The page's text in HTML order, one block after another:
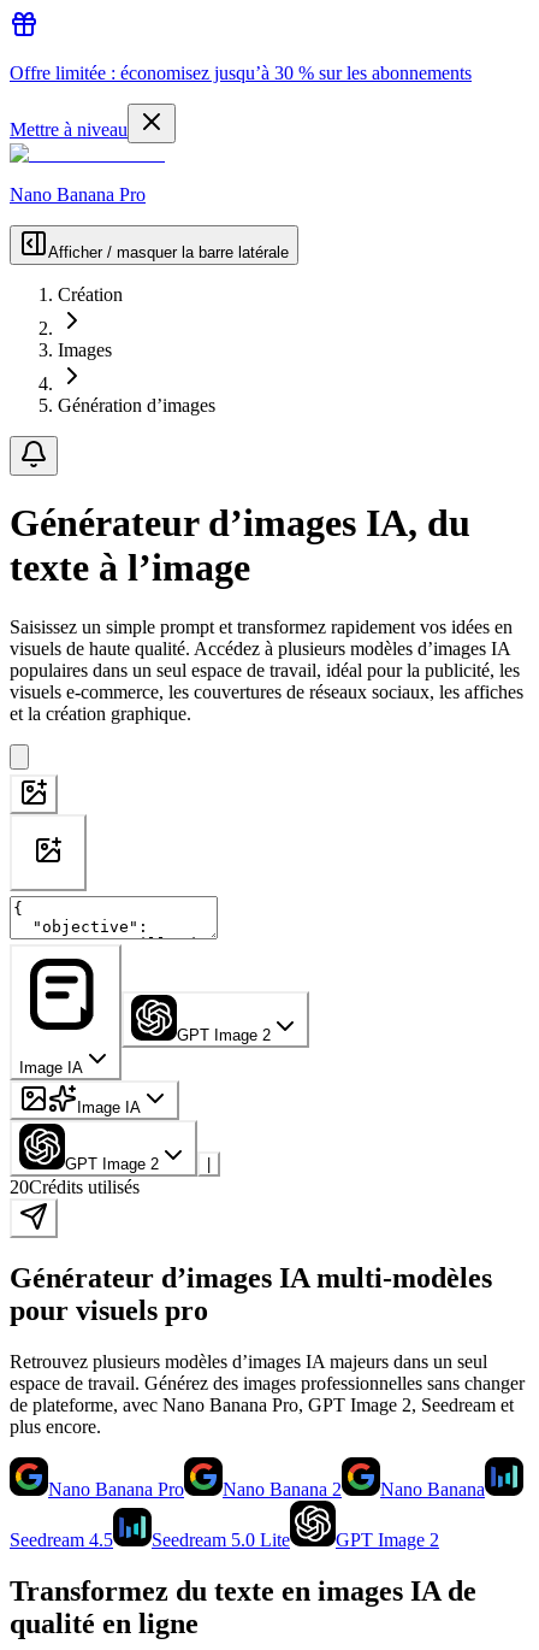
Offre limitée : économisez jusqu’à 30 % sur les abonnements
Mettre à niveau
Nano Banana Pro
Afficher / masquer la barre latérale
Création
Images
Génération d’images
Générateur d’images IA, du
texte à l’image
Saisissez un simple prompt et transformez rapidement vos idées en
visuels de haute qualité. Accédez à plusieurs modèles d’images IA
populaires dans un seul espace de travail, idéal pour la publicité, les
visuels e-commerce, les couvertures de réseaux sociaux, les affiches
et la création graphique.
Image IA
GPT Image 2
Image IA
GPT Image 2
20Crédits utilisés
Générateur d’images IA multi-modèles
pour visuels pro
Retrouvez plusieurs modèles d’images IA majeurs dans un seul
espace de travail. Générez des images professionnelles sans changer
de plateforme, avec Nano Banana Pro, GPT Image 2, Seedream et
plus encore.
Nano Banana Pro Nano Banana 2 Nano Banana
Seedream 4.5 Seedream 5.0 Lite GPT Image 2
Transformez du texte en images IA de
qualité en ligne